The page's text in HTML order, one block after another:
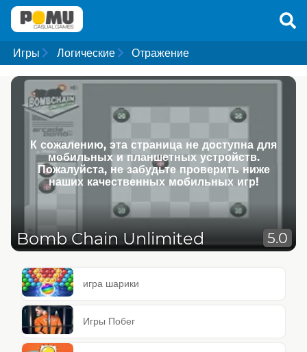
Игры Логические Отражение
К сожалению, эта страница не доступна для
мобильных и планшетных устройств.
Пожалуйста, не забудьте проверить ниже
наших качественных мобильных игр!
Bomb Chain Unlimited 5.0
игра шарики
Игры Побег